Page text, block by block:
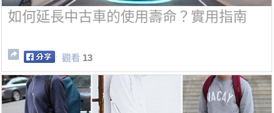
如何延長中古車的使用壽命？實用指南
觀看 13